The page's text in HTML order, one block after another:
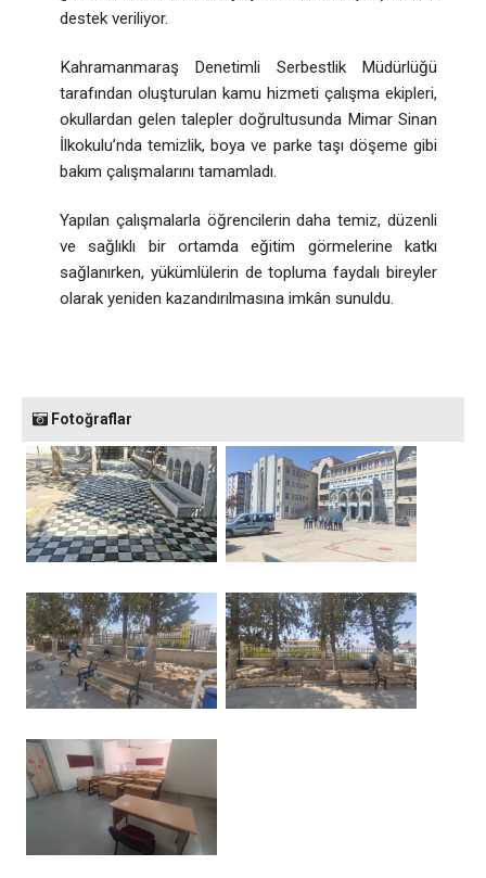
destek veriliyor.
Kahramanmaraş Denetimli Serbestlik Müdürlüğü
tarafından oluşturulan kamu hizmeti çalışma ekipleri,
okullardan gelen talepler doğrultusunda Mimar Sinan
İlkokulu’nda temizlik, boya ve parke taşı döşeme gibi
bakım çalışmalarını tamamladı.
Yapılan çalışmalarla öğrencilerin daha temiz, düzenli
ve sağlıklı bir ortamda eğitim görmelerine katkı
sağlanırken, yükümlülerin de topluma faydalı bireyler
olarak yeniden kazandırılmasına imkân sunuldu.
Fotoğraflar